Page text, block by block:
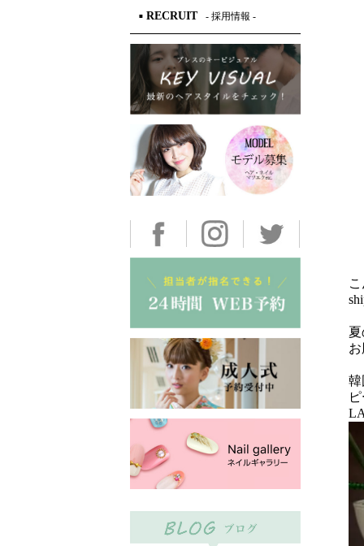
韓
■ RECRUIT - 採用情報 -